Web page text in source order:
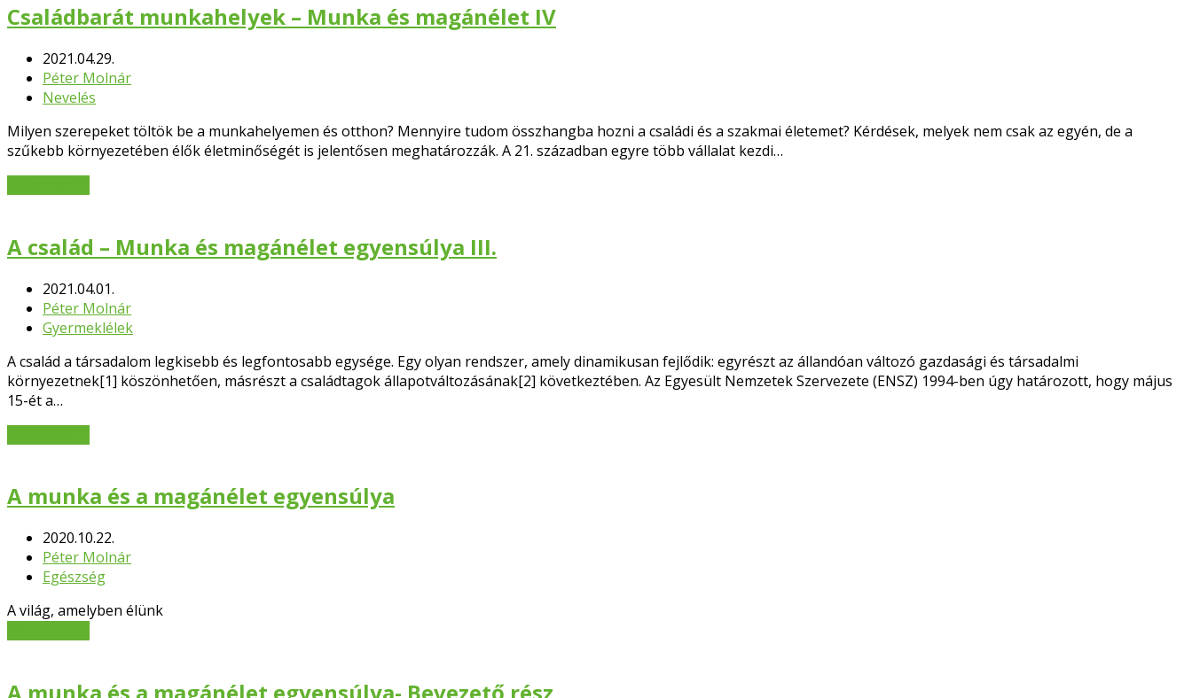
Családbarát munkahelyek – Munka és magánélet IV
2021.04.29.
Péter Molnár
Nevelés
Milyen szerepeket töltök be a munkahelyemen és otthon? Mennyire tudom összhangba hozni a családi és a szakmai életemet? Kérdések, melyek nem csak az egyén, de a
szűkebb környezetében élők életminőségét is jelentősen meghatározzák. A 21. században egyre több vállalat kezdi…
A család – Munka és magánélet egyensúlya III.
2021.04.01.
Péter Molnár
Gyermeklélek
A család a társadalom legkisebb és legfontosabb egysége. Egy olyan rendszer, amely dinamikusan fejlődik: egyrészt az állandóan változó gazdasági és társadalmi
környezetnek[1] köszönhetően, másrészt a családtagok állapotváltozásának[2] következtében. Az Egyesült Nemzetek Szervezete (ENSZ) 1994-ben úgy határozott, hogy május
15-ét a…
A munka és a magánélet egyensúlya
2020.10.22.
Péter Molnár
Egészség
A világ, amelyben élünk